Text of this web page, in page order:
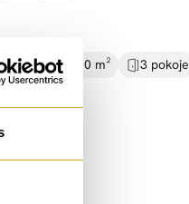
/ m² 58.00 m²
3 pokoje